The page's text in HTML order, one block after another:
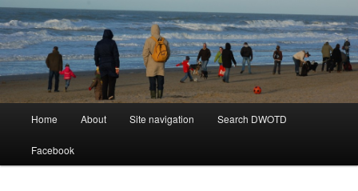
Dutch Word of the Day
Learning Dutch can be fun!
Skip
to
Skip
to
Home About Site navigation Search DWOTD
Facebook